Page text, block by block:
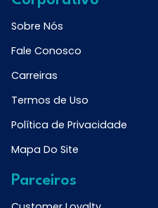
Sobre Nós
Fale Conosco
Carreiras
Termos de Uso
Política de Privacidade
Mapa Do Site
Parceiros